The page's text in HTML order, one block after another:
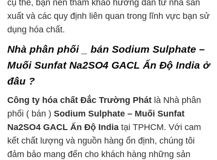
cụ thể, bạn nên tham khảo hướng dẫn từ nhà sản
xuất và các quy định liên quan trong lĩnh vực bạn sử
dụng hóa chất.
Nhà phân phối _ bán Sodium Sulphate –
Muối Sunfat Na2SO4 GACL Ấn Độ India ở
đâu ?
Công ty hóa chất Đắc Trường Phát là Nhà phân
phối ( bán ) Sodium Sulphate – Muối Sunfat
Na2SO4 GACL Ấn Độ India tại TPHCM. Với cam
kết chất lượng và nguồn hàng ổn định, chúng tôi
đảm bảo mang đến cho khách hàng những sản